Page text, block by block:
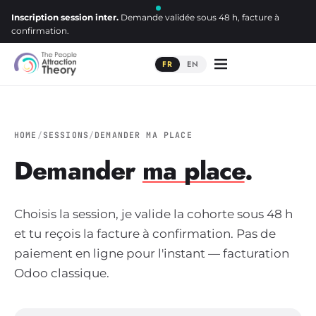
Inscription session inter. Demande validée sous 48 h, facture à
confirmation.
FR EN
HOME /SESSIONS / DEMANDER MA PLACE
Demander ma place.
Choisis la session, je valide la cohorte sous 48 h
et tu reçois la facture à confirmation. Pas de
paiement en ligne pour l'instant — facturation
Odoo classique.